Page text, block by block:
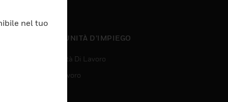
OPPORTUNITÀ D’IMPIEGO
Opportunità Di Lavoro
Ricerca Lavoro
nel tuo